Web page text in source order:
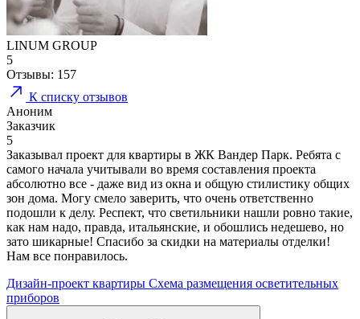
LINUM GROUP
5
Отзывы: 157
К списку отзывов
Аноним
Заказчик
5
Заказывал проект для квартиры в ЖК Вандер Парк. Ребята с
самого начала учитывали во время составления проекта
абсолютно все - даже вид из окна и общую стилистику общих
зон дома. Могу смело заверить, что очень ответственно
подошли к делу. Респект, что светильники нашли ровно такие,
как нам надо, правда, итальянские, и обошлись недешево, но
зато шикарные! Спасибо за скидки на материалы отделки!
Нам все понравилось.
Дизайн-проект квартиры Схема размещения осветительных
приборов